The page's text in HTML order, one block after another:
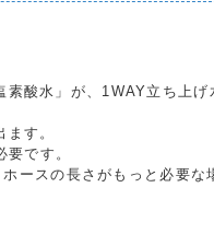
素酸水」が、1WAY立ち上げ
す。
です。
ースの長さがもっと必要な